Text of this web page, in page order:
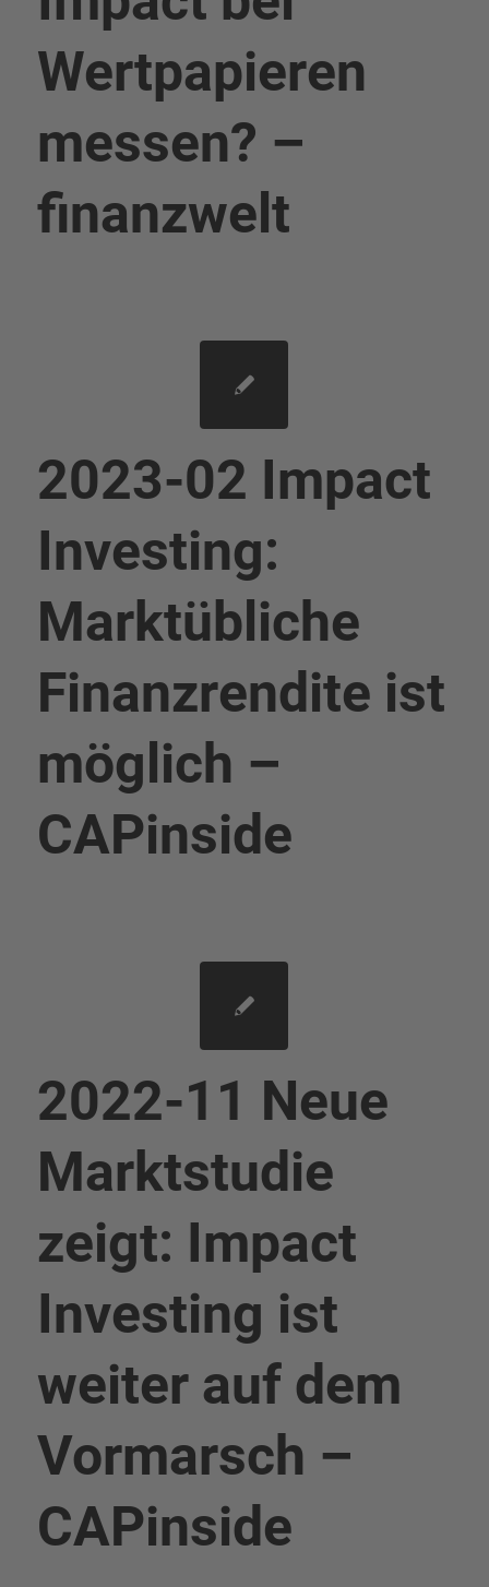
Wertpapieren
messen? –
finanzwelt
2023-02 Impact
Investing:
Marktübliche
Finanzrendite ist
möglich –
CAPinside
2022-11 Neue
Marktstudie
zeigt: Impact
Investing ist
weiter auf dem
Vormarsch –
CAPinside